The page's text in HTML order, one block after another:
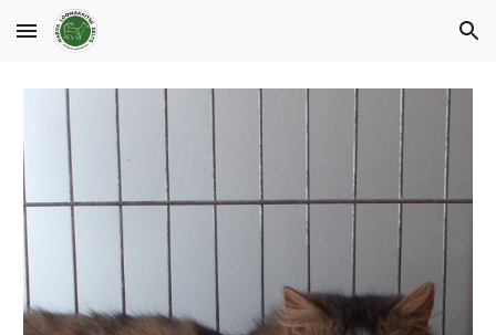
Skip to main content Skip to navigation